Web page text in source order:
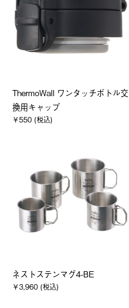
ThermoWall ワンタッチボトル交
換用キャップ
￥550 (税込)
ネストステンマグ4-BE
￥3,960 (税込)